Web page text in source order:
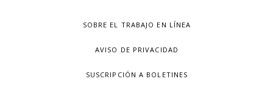
SOBRE EL TRABAJO EN LÍNEA
AVISO DE PRIVACIDAD
SUSCRIPCIÓN A BOLETINES